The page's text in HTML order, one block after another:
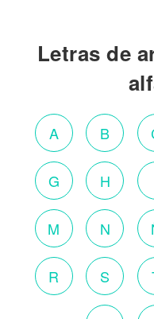
Letras de
A B
G H
M N
R S